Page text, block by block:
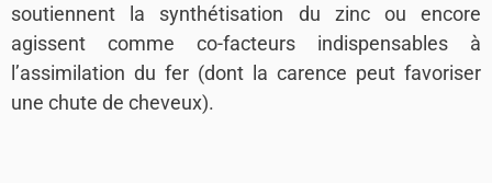
soutiennent la synthétisation du zinc ou encore
agissent comme co-facteurs indispensables à
l’assimilation du fer (dont la carence peut favoriser
une chute de cheveux).